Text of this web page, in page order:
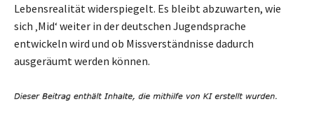
Lebensrealität widerspiegelt. Es bleibt abzuwarten, wie
sich ‚Mid‘ weiter in der deutschen Jugendsprache
entwickeln wird und ob Missverständnisse dadurch
ausgeräumt werden können.